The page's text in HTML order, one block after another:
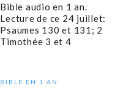
Bible audio en 1 an.
Lecture de ce 24 juillet:
Psaumes 130 et 131; 2
Timothée 3 et 4
BIBLE EN 1 AN